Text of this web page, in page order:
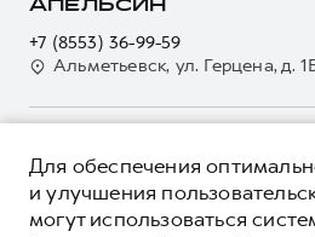
Для малого бизнеса
Система управления
Сервис для корпоративных
Электронный ПТС
GWM Безопасность
Мобильное приложение GWM
Программа «HAVAL Защита+»
Руководства по эксплуатации
Наша команда
Контакты
АПЕЛЬСИН
+7 (8553) 36-99-59
Альметьевск, ул. Герцена, д.
ЦЕНЫ И ВЫГОДЫ
Для обеспечения
и улучшения
могут использоваться